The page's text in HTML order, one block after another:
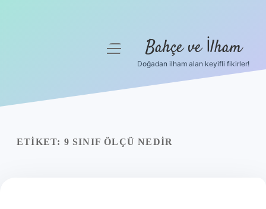
Yasal Uyarı
menüyü
Bahçe ve İlham
Doğadan ilham alan keyifli fikirler!
ETIKET: 9 SINIF ÖLÇÜ NEDIR